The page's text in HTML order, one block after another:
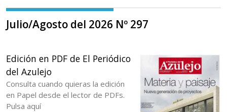
Julio/Agosto del 2026 Nº 297
Edición en PDF de El Periódico
del Azulejo
Consulta cuando quieras la edición
en Papel desde el lector de PDFs.
Pulsa aquí